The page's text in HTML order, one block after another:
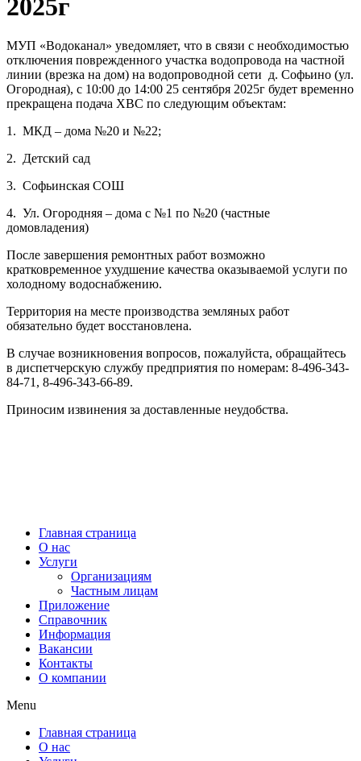
2025г
МУП «Водоканал» уведомляет, что в связи с необходимостью
отключения поврежденного участка водопровода на частной
линии (врезка на дом) на водопроводной сети д. Софьино (ул.
Огородная), с 10:00 до 14:00 25 сентября 2025г будет временно
прекращена подача ХВС по следующим объектам:
1. МКД – дома №20 и №22;
2. Детский сад
3. Софьинская СОШ
4. Ул. Огородняя – дома с №1 по №20 (частные
домовладения)
После завершения ремонтных работ возможно
кратковременное ухудшение качества оказываемой услуги по
холодному водоснабжению.
Территория на месте производства земляных работ
обязательно будет восстановлена.
В случае возникновения вопросов, пожалуйста, обращайтесь
в диспетчерскую службу предприятия по номерам: 8-496-343-
84-71, 8-496-343-66-89.
Приносим извинения за доставленные неудобства.
Главная страница
О нас
Услуги
Организациям
Частным лицам
Приложение
Справочник
Информация
Вакансии
Контакты
О компании
Menu
Главная страница
О нас